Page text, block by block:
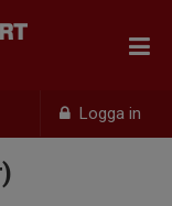
Logga in